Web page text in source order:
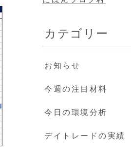
カテゴリー
お知らせ
今週の注目材料
今日の環境分析
デイトレードの実績